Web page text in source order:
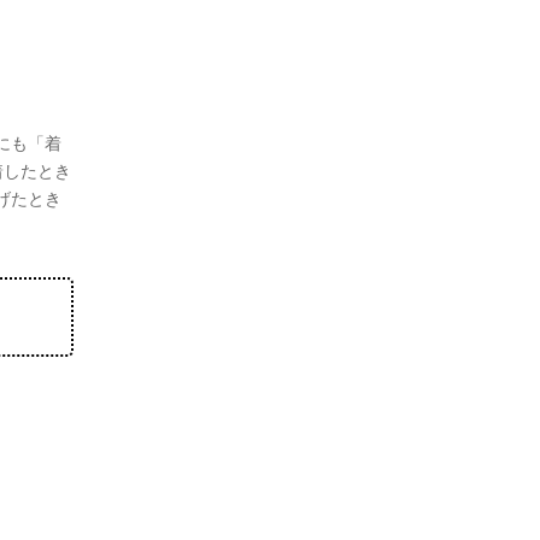
も「着
たとき
たとき